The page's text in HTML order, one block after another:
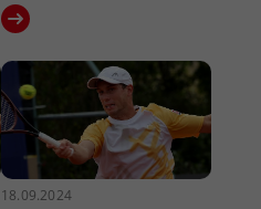
18.09.2024